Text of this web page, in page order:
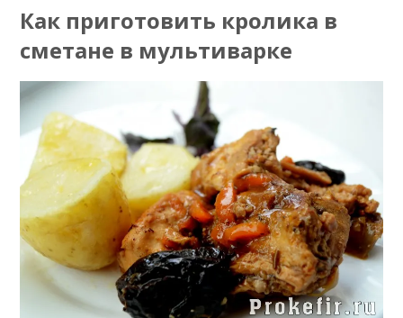
Как приготовить кролика в
сметане в мультиварке